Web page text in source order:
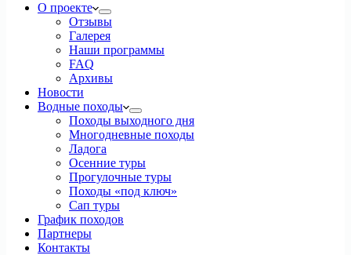
О проекте
Отзывы
Галерея
Наши программы
FAQ
Архивы
Новости
Водные походы
Походы выходного дня
Многодневные походы
Ладога
Осенние туры
Прогулочные туры
Походы «под ключ»
Сап туры
График походов
Партнеры
Контакты